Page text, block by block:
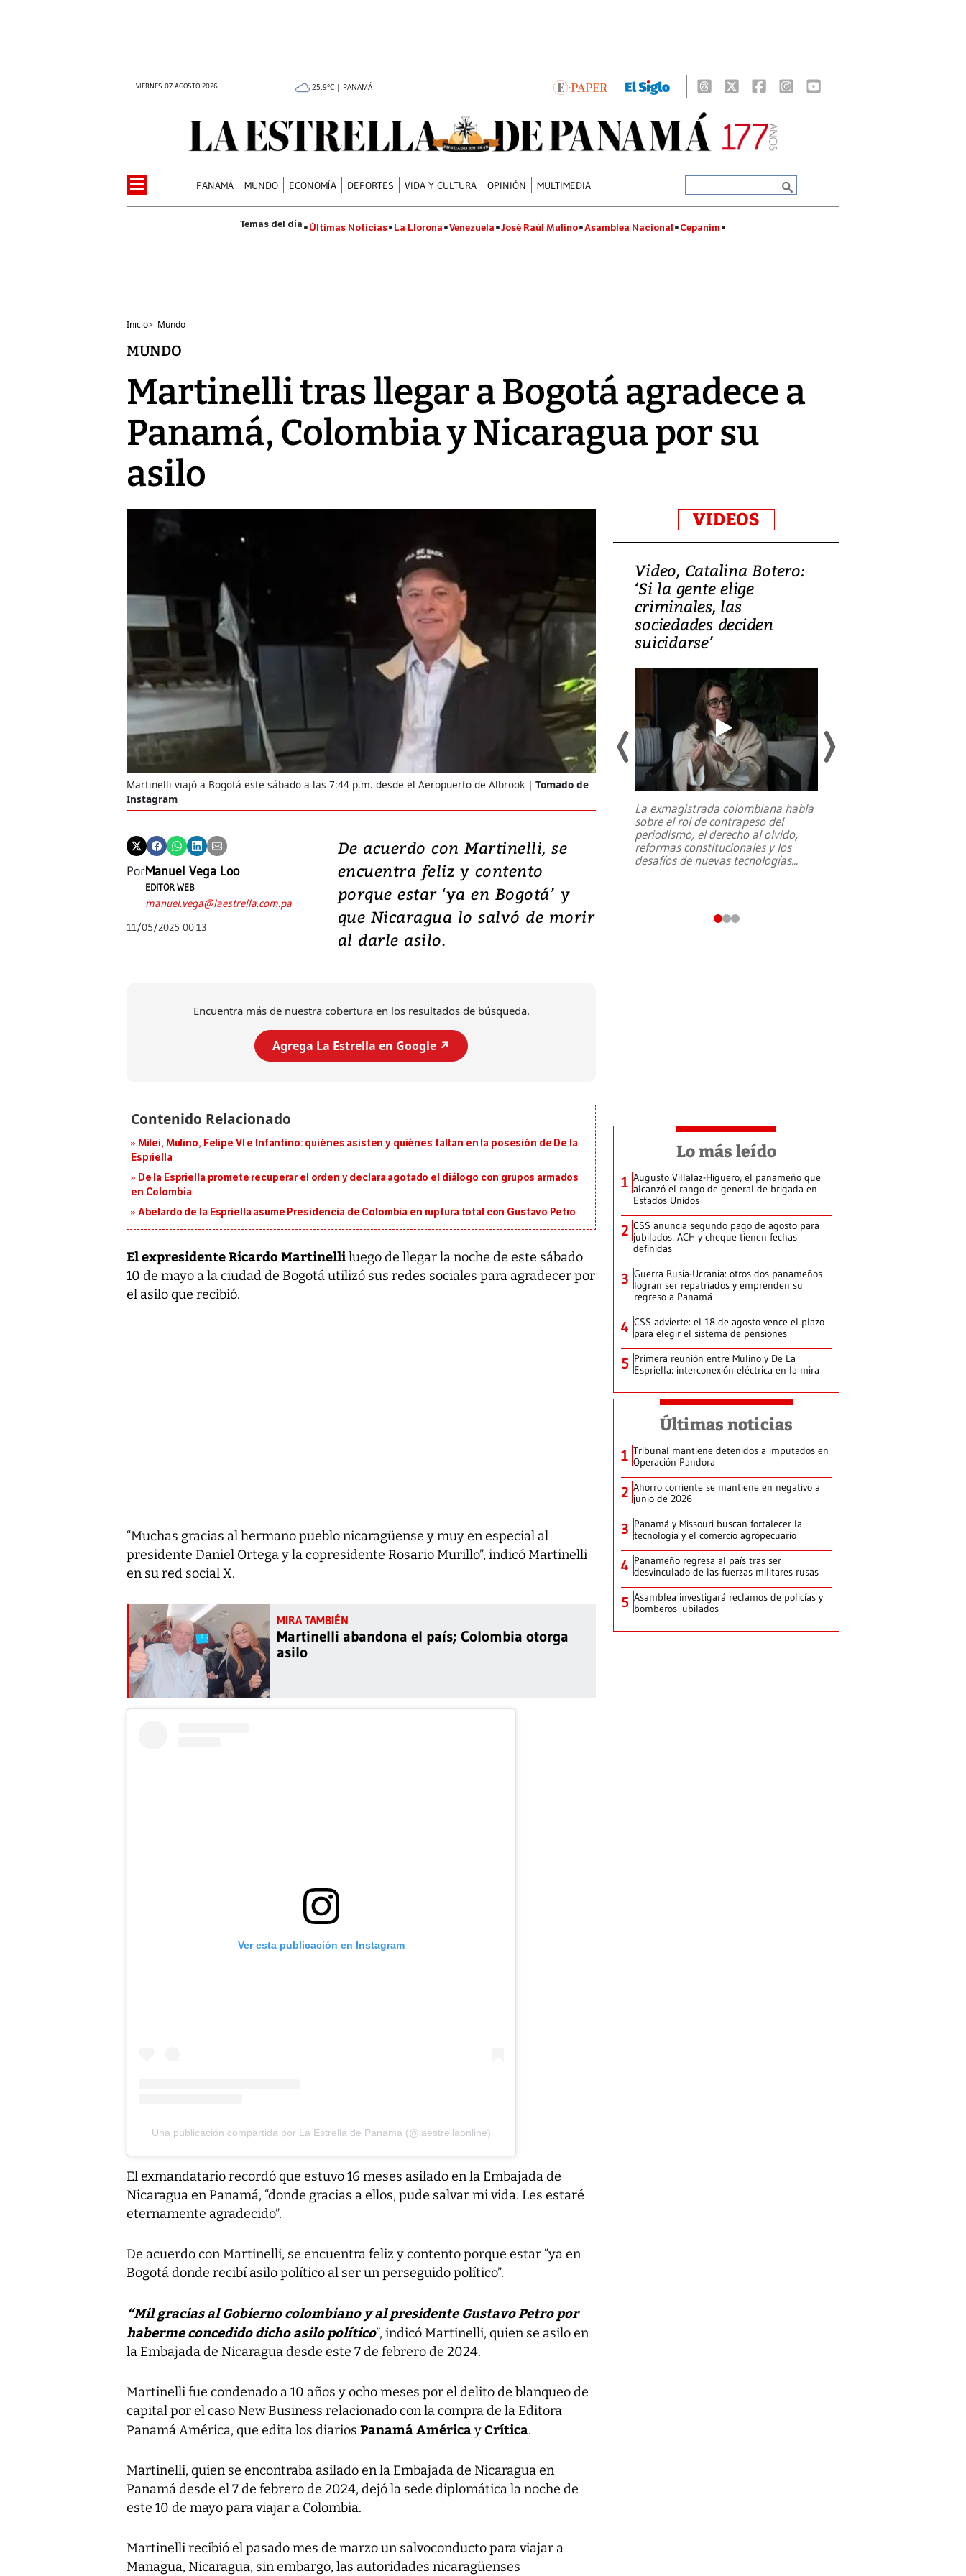
VIERNES 07 AGOSTO 2026 25.9°C | PANAMÁ
PANAMÁ MUNDO ECONOMÍA DEPORTES VIDA Y CULTURA OPINIÓN MULTIMEDIA
Últimas Noticias La Llorona Venezuela José Raúl Mulino Asamblea Nacional Cepanim
Inicio> Mundo
MUNDO
Martinelli tras llegar a Bogotá agradece a
Panamá, Colombia y Nicaragua por su
asilo
Martinelli viajó a Bogotá este sábado a las 7:44 p.m. desde el Aeropuerto de Albrook
Tomado de
Instagram
PorManuel Vega Loo
EDITOR WEB
manuel.vega@laestrella.com.pa
11/05/2025 00:13
De acuerdo con Martinelli, se
encuentra feliz y contento
porque estar ‘ya en Bogotá’ y
que Nicaragua lo salvó de morir
al darle asilo.
Encuentra más de nuestra cobertura en los resultados de búsqueda.
Agrega La Estrella en Google ↗️
Milei, Mulino, Felipe VI e Infantino: quiénes asisten y quiénes faltan en la posesión de De la
Espriella
De la Espriella promete recuperar el orden y declara agotado el diálogo con grupos armados
en Colombia
Abelardo de la Espriella asume Presidencia de Colombia en ruptura total con Gustavo Petro
El expresidente Ricardo Martinelliluego de llegar la noche de este sábado
10 de mayo a la ciudad de Bogotá utilizó sus redes sociales para agradecer por
el asilo que recibió.
“Muchas gracias al hermano pueblo nicaragüense y muy en especial al
presidente Daniel Ortega y la copresidente Rosario Murillo”, indicó Martinelli
en su red social X.
Martinelli abandona el país; Colombia otorga
asilo
Ver esta publicación en Instagram
Una publicación compartida por La Estrella de Panamá (@laestrellaonline)
El exmandatario recordó que estuvo 16 meses asilado en la Embajada de
Nicaragua en Panamá, “donde gracias a ellos, pude salvar mi vida. Les estaré
eternamente agradecido”.
De acuerdo con Martinelli, se encuentra feliz y contento porque estar “ya en
Bogotá donde recibí asilo político al ser un perseguido político”.
“Mil gracias al Gobierno colombiano y al presidente Gustavo Petro por
haberme concedido dicho asilo político”, indicó Martinelli, quien se asilo en
la Embajada de Nicaragua desde este 7 de febrero de 2024.
Martinelli fue condenado a 10 años y ocho meses por el delito de blanqueo de
capital por el caso New Business relacionado con la compra de la Editora
Panamá América, que edita los diarios Panamá AméricayCrítica.
Martinelli, quien se encontraba asilado en la Embajada de Nicaragua en
Panamá desde el 7 de febrero de 2024, dejó la sede diplomática la noche de
este 10 de mayo para viajar a Colombia.
Martinelli recibió el pasado mes de marzo un salvoconducto para viajar a
Managua, Nicaragua, sin embargo, las autoridades nicaragüenses
VIDEOS
Video, Japón: Terremoto
deja heridos y graves
daños en Kumamoto
Un fuerte terremoto de magnitud
7,1 se registró este martes 28 de
al sur de Japón, provocando una
Video, Catalina Botero:
‘Si la gente elige
criminales, las
sociedades deciden
suicidarse’
La exmagistrada colombiana habla
sobre el rol de contrapeso del
periodismo, el derecho al olvido,
reformas constitucionales y los
desafíos de nuevas tecnologías...
Lo más leído
1 Augusto Villalaz-Higuero, el panameño que
alcanzó el rango de general de brigada en
Estados Unidos
2 CSS anuncia segundo pago de agosto para
jubilados: ACH y cheque tienen fechas
definidas
3 Guerra Rusia-Ucrania: otros dos panameños
logran ser repatriados y emprenden su
regreso a Panamá
4 CSS advierte: el 18 de agosto vence el plazo
para elegir el sistema de pensiones
5 Primera reunión entre Mulino y De La
Espriella: interconexión eléctrica en la mira
Últimas noticias
1 Tribunal mantiene detenidos a imputados en
Operación Pandora
2 Ahorro corriente se mantiene en negativo a
junio de 2026
3 Panamá y Missouri buscan fortalecer la
tecnología y el comercio agropecuario
4 Panameño regresa al país tras ser
desvinculado de las fuerzas militares rusas
5 Asamblea investigará reclamos de policías y
bomberos jubilados